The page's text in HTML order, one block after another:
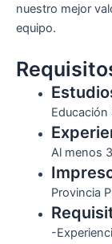
nuestro mejor
equipo.
Educación
Al menos
Provincia
-